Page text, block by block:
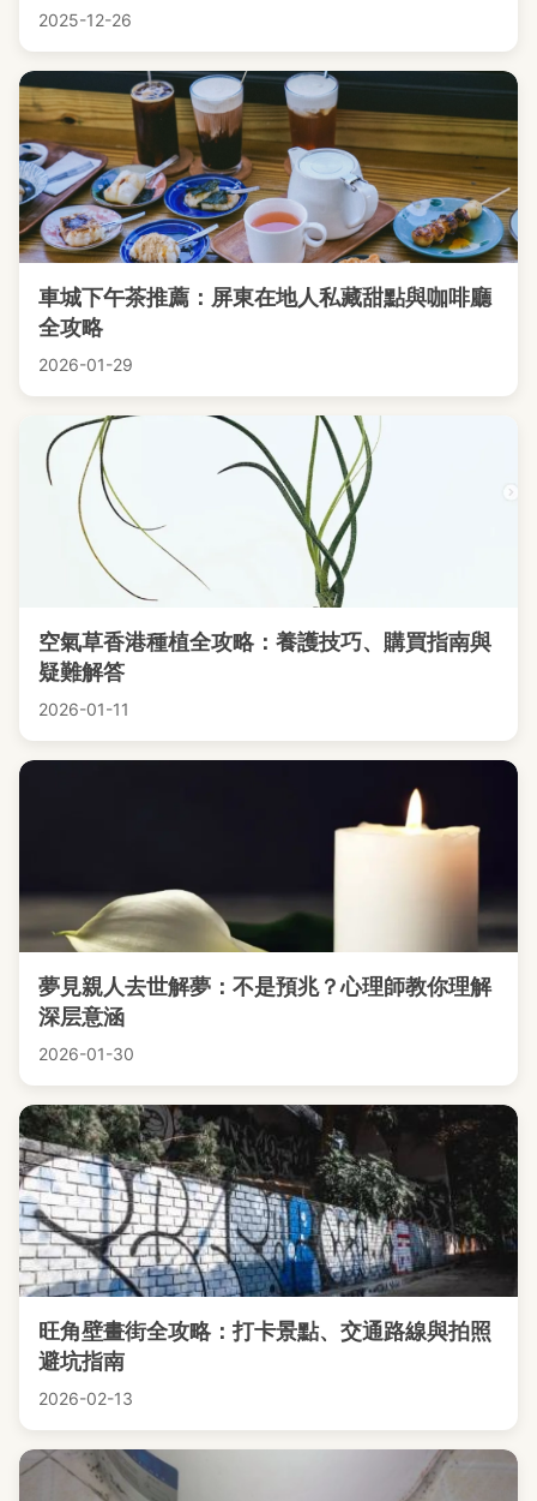
2025-12-26
車城下午茶推薦：屏東在地人私藏甜點與咖啡廳
全攻略
2026-01-29
空氣草香港種植全攻略：養護技巧、購買指南與
疑難解答
2026-01-11
夢見親人去世解夢：不是預兆？心理師教你理解
深层意涵
2026-01-30
旺角壁畫街全攻略：打卡景點、交通路線與拍照
避坑指南
2026-02-13